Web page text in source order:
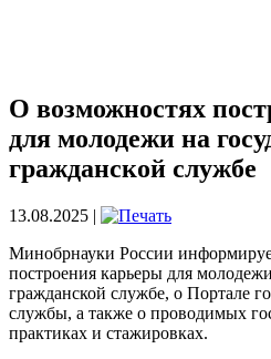
О возможностях
для молодежи на
гражданской службе
13.08.2025 |
Минобрнауки России
построения карьеры для
гражданской службе, о Портале
службы, а также о проводимых
практиках и стажировках.